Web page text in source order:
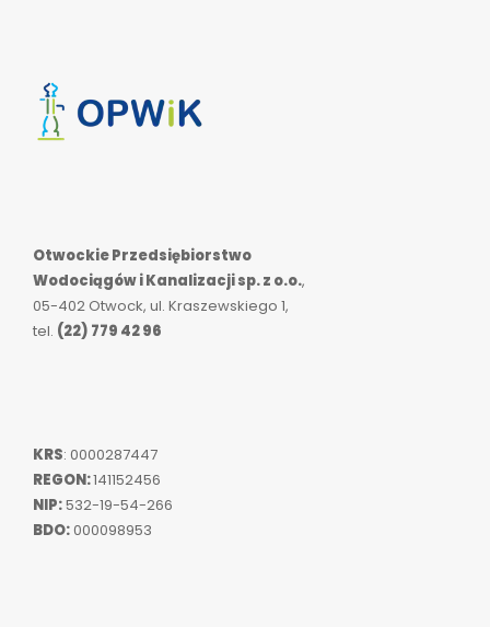
Otwockie Przedsiębiorstwo
Wodociągów i Kanalizacji sp. z o.o.,
05-402 Otwock, ul. Kraszewskiego 1,
tel. (22) 779 42 96
KRS: 0000287447
REGON:141152456
NIP:532-19-54-266
BDO:000098953